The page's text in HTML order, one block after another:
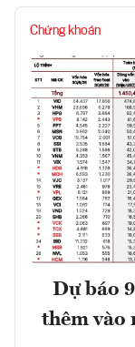
Chứng khoán
Dự báo
thêm vào